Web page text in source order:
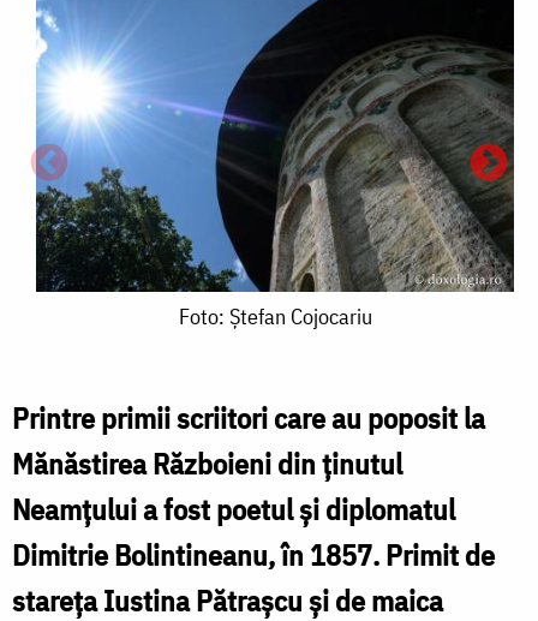
Foto: Ștefan Cojocariu
Printre primii scriitori care au poposit la
Mănăstirea Războieni din ținutul
Neamțului a fost poetul și diplomatul
Dimitrie Bolintineanu, în 1857. Primit de
stareța Iustina Pătrașcu și de maica